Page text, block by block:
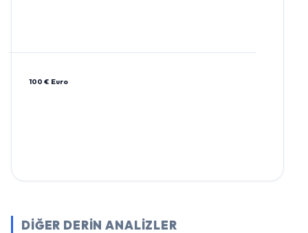
100 € Euro
DİĞER DERİN ANALİZLER